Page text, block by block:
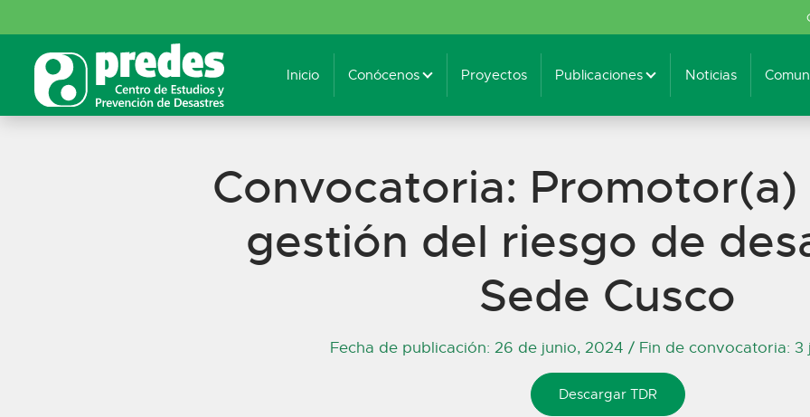
Inicio Conócenos Proyectos Publicaciones Noticias
Convocatoria: Promotor(a)
gestión del riesgo de
Sede Cusco
Fecha de publicación: 26 de junio, 2024 / Fin de convocatoria: 3
Descargar TDR